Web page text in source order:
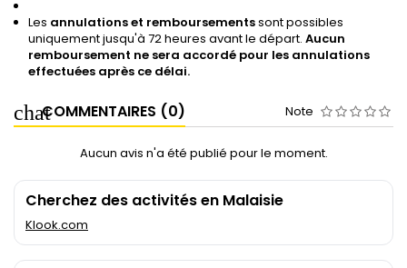
Les annulations et remboursementssont possibles
uniquement jusqu'à 72 heures avant le départ. Aucun
remboursement ne sera accordé pour les annulations
effectuées après ce délai.
COMMENTAIRES (0) Note
Aucun avis n'a été publié pour le moment.
Cherchez des activités en Malaisie
Klook.com